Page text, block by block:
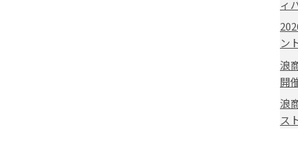
ィ
ン
浪
開
浪
ス